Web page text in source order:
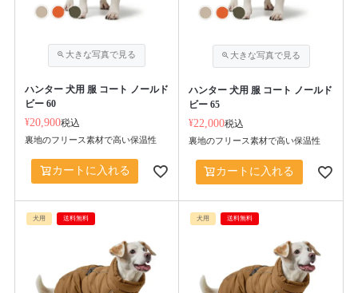
ハンター 犬用 服 コート ノールド
ビー 60
¥20,900税込
裏地のフリース素材で高い保温性
カートに入れる
ハンター 犬用 服 コート ノールド
ビー 65
¥22,000税込
裏地のフリース素材で高い保温性
カートに入れる
犬用 送料無料 犬用 送料無料